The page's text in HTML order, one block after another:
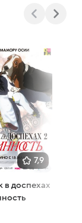
7,9
в доспехах